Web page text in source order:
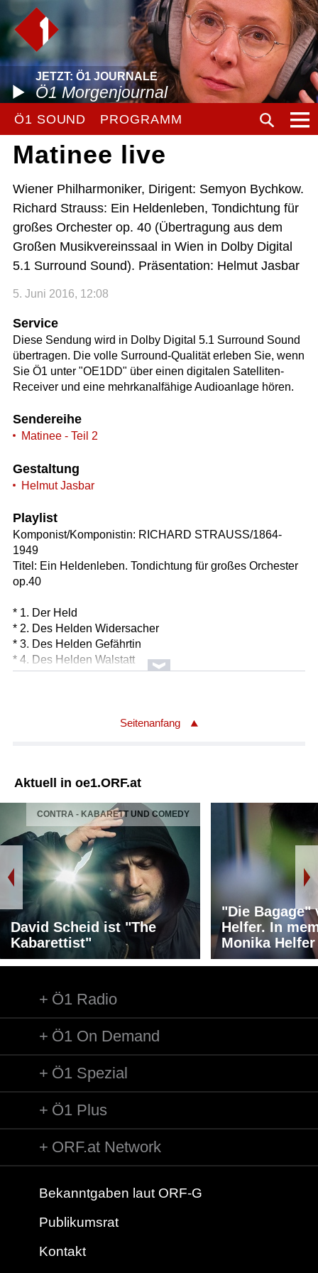
JETZT: Ö1 JOURNALE
Ö1 Morgenjournal
Ö1 SOUND PROGRAMM
Matinee live
Wiener Philharmoniker, Dirigent: Semyon Bychkow.
Richard Strauss: Ein Heldenleben, Tondichtung für
großes Orchester op. 40 (Übertragung aus dem
Großen Musikvereinssaal in Wien in Dolby Digital
5.1 Surround Sound). Präsentation: Helmut Jasbar
5. Juni 2016, 12:08
Service
Diese Sendung wird in Dolby Digital 5.1 Surround Sound
übertragen. Die volle Surround-Qualität erleben Sie, wenn
Sie Ö1 unter "OE1DD" über einen digitalen Satelliten-
Receiver und eine mehrkanalfähige Audioanlage hören.
Sendereihe
Matinee - Teil 2
Gestaltung
Helmut Jasbar
Playlist
Komponist/Komponistin: RICHARD STRAUSS/1864-
1949
Titel: Ein Heldenleben. Tondichtung für großes Orchester
op.40
* 1. Der Held
* 2. Des Helden Widersacher
* 3. Des Helden Gefährtin
* 4. Des Helden Walstatt
* 5. Des Helden Friedenswerke
Leitung: Semyon BychkovSeitenanfang
Aktuell in oe1.ORF.at
CONTRA - KABARETT UND COMEDY
David Scheid ist "The
Kabarettist"
"Die Bagage"
Helfer. In
Monika Helfer
Ö1 Radio
Ö1 On Demand
Ö1 Spezial
Ö1 Plus
ORF.at Network
Bekanntgaben laut ORF-G
Publikumsrat
Kontakt